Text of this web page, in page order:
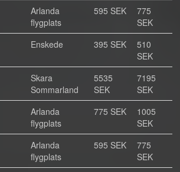
Arlanda
flygplats
595 SEK
775
SEK
Enskede 395 SEK
510
SEK
Skara
Sommarland
5535
SEK
7195
SEK
Arlanda
flygplats
775 SEK
1005
SEK
Arlanda
flygplats
595 SEK
775
SEK